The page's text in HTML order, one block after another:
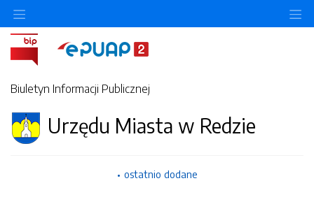
Biuletyn Informacji Publicznej
Urzędu Miasta w Redzie
ostatnio dodane